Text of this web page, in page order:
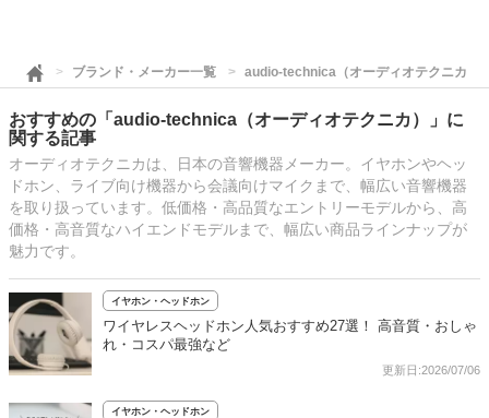
ブランド・メーカー一覧 audio-technica（オーディオテクニカ）
おすすめの「audio-technica（オーディオテクニカ）」に
関する記事
オーディオテクニカは、日本の音響機器メーカー。イヤホンやヘッ
ドホン、ライブ向け機器から会議向けマイクまで、幅広い音響機器
を取り扱っています。低価格・高品質なエントリーモデルから、高
価格・高音質なハイエンドモデルまで、幅広い商品ラインナップが
魅力です。
イヤホン・ヘッドホン
ワイヤレスヘッドホン人気おすすめ27選！ 高音質・おしゃ
れ・コスパ最強など
更新日:2026/07/06
イヤホン・ヘッドホン